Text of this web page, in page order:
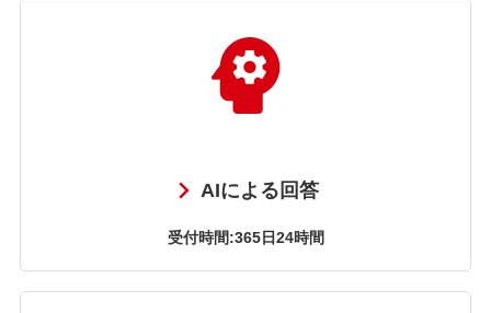
AIによる回答
受付時間:365日24時間